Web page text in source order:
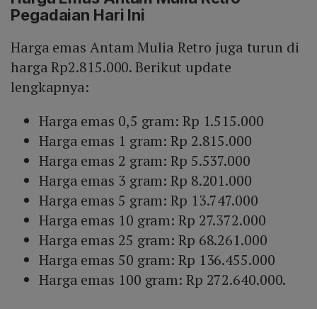
Pegadaian Hari Ini
Harga emas Antam Mulia Retro juga turun di
harga Rp2.815.000. Berikut update
lengkapnya:
Harga emas 0,5 gram: Rp 1.515.000
Harga emas 1 gram: Rp 2.815.000
Harga emas 2 gram: Rp 5.537.000
Harga emas 3 gram: Rp 8.201.000
Harga emas 5 gram: Rp 13.747.000
Harga emas 10 gram: Rp 27.372.000
Harga emas 25 gram: Rp 68.261.000
Harga emas 50 gram: Rp 136.455.000
Harga emas 100 gram: Rp 272.640.000.